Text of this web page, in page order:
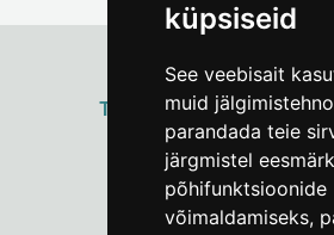
küpsiseid
See veebisait
muid
parandada teie
järgmistel
põhifunktsioonide
võimaldamiseks,
ТАЛЛИННСКИЙ
Vene 17
Пн–Пт 9–17:(+372)